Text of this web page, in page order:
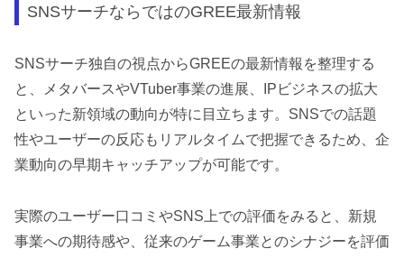
SNSサーチならではのGREE最新情報
SNSサーチ独自の視点からGREEの最新情報を整理する
と、メタバースやVTuber事業の進展、IPビジネスの拡大
といった新領域の動向が特に目立ちます。SNSでの話題
性やユーザーの反応もリアルタイムで把握できるため、企
業動向の早期キャッチアップが可能です。
実際のユーザー口コミやSNS上での評価をみると、新規
事業への期待感や、従来のゲーム事業とのシナジーを評価